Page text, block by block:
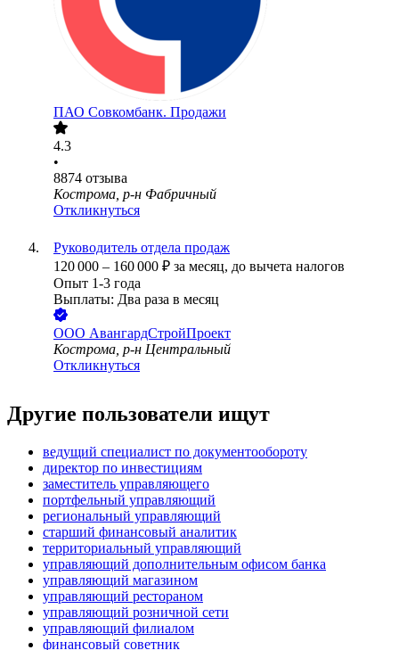
ПАО Совкомбанк. Продажи
4.3
•
8874 отзыва
Кострома, р-н Фабричный
Откликнуться
Руководитель отдела продаж
120 000 – 160 000 ₽ за месяц, до вычета налогов
Опыт 1-3 года
Выплаты: Два раза в месяц
ООО АвангардСтройПроект
Кострома, р-н Центральный
Откликнуться
Другие пользователи ищут
ведущий специалист по документообороту
директор по инвестициям
заместитель управляющего
портфельный управляющий
региональный управляющий
старший финансовый аналитик
территориальный управляющий
управляющий дополнительным офисом банка
управляющий магазином
управляющий рестораном
управляющий розничной сети
управляющий филиалом
финансовый советник